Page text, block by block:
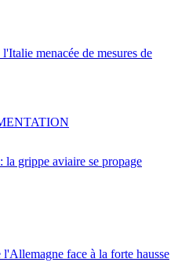
menacée de mesures de
la grippe aviaire se propage
face à la forte hausse